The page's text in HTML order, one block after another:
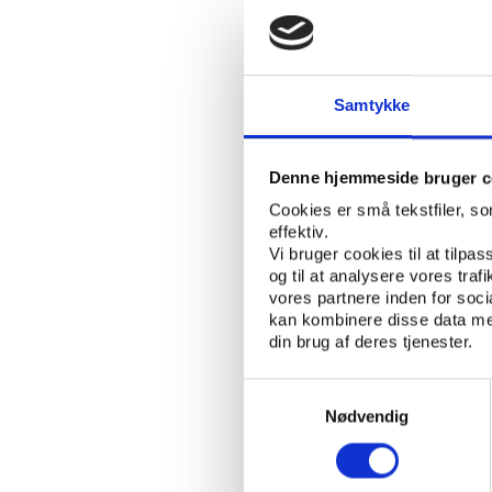
Samtykke
Denne hjemmeside bruger
Cookies er små tekstfiler,
effektiv.
Vi bruger cookies til at
og til at analysere vores
vores partnere inden for
kan kombinere disse data
din brug af deres tjenester.
Nødvendig
2016 samt 4 mio. kr. i
permanentgørelse af
formål”, som det
Fra og med 2016
og den nuværende
at den faste bevilling
samlede bevilling.
Netto vil Idan
på cirka 10 mio. kr. i
stigning på 1-2 mio.
også tabellen:
(mio.kr)
Idan/Play the Game